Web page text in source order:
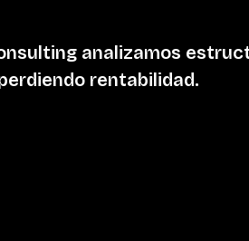
analizamos
rentabilidad.